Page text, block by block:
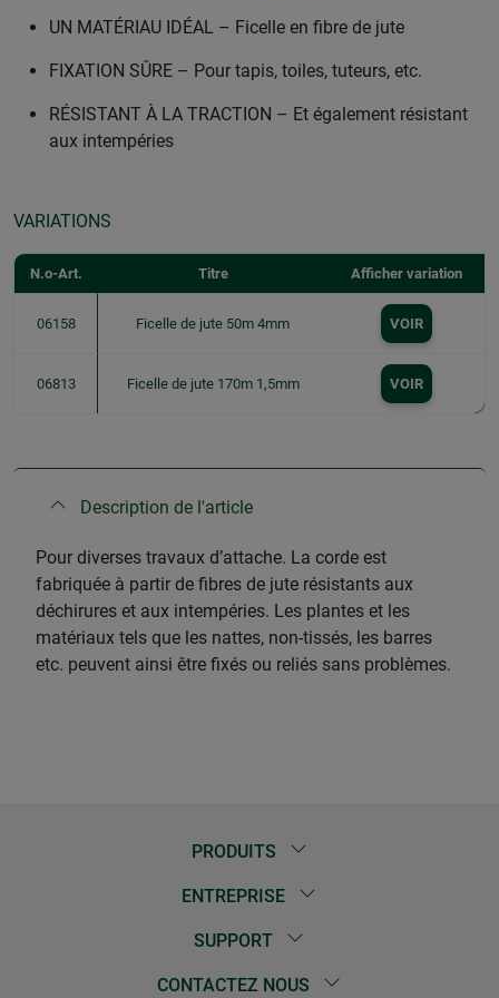
UN MATÉRIAU IDÉAL – Ficelle en fibre de jute
FIXATION SÛRE – Pour tapis, toiles, tuteurs, etc.
RÉSISTANT À LA TRACTION – Et également résistant
aux intempéries
VARIATIONS
N.o-Art. Titre Afficher variation
06158 Ficelle de jute 50m 4mm VOIR
06813 Ficelle de jute 170m 1,5mm VOIR
Description de l'article
Pour diverses travaux d’attache. La corde est
fabriquée à partir de fibres de jute résistants aux
déchirures et aux intempéries. Les plantes et les
matériaux tels que les nattes, non-tissés, les barres
etc. peuvent ainsi être fixés ou reliés sans problèmes.
PRODUITS
ENTREPRISE
SUPPORT
CONTACTEZ NOUS